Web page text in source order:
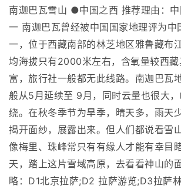
南迦巴瓦雪山 ●中国之西 推荐理由：
一 南迦巴瓦曾经被中国国家地理评为中
一，位于西藏南部的林芝地区雅鲁藏布
均海拔只有2000米左右，含氧量较西
富，旅行社一般都无此线路。南迦巴瓦
般从5月延续至 9月，同时云量也很大
绕。在秋冬季节为旱季，晴天多，雨天
揭开面纱，展露出来。但人们都说看雪
像梅里、珠峰常只有有缘人才能有幸目
天，踏上这片雪域高原，去看看神山的
略：D1北京拉萨;D2 拉萨游览;D3拉萨